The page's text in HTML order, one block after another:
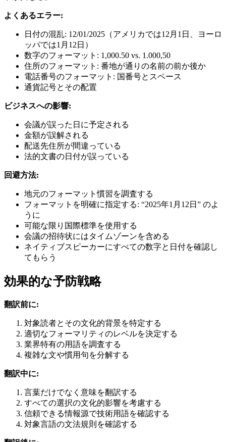
よくあるエラー:
日付の混乱: 12/01/2025（アメリカでは12月1日、ヨーロ
ッパでは1月12日）
数字のフォーマット: 1,000.50 vs. 1.000,50
住所のフォーマット: 番地が通りの名前の前か後か
電話番号のフォーマット: 国番号とスペース
通貨記号とその配置
ビジネスへの影響:
会議が誤った日に予定される
金額が誤解される
配送先住所が間違っている
法的文書の日付が誤っている
回避方法:
地元のフォーマット慣習を調査する
フォーマットを明確に指定する: “2025年1月12日” のよ
うに
可能な限り国際標準を使用する
会議の招待状にはタイムゾーンを含める
ネイティブスピーカーにすべての数字と日付を確認し
てもらう
効果的な予防戦略
翻訳前に:
対象読者とその文化的背景を特定する
適切なフォーマリティのレベルを決定する
業界特有の用語を調査する
複雑な文や慣用句を分解する
翻訳中に:
言葉だけでなく意味を翻訳する
すべての選択の文化的影響を考慮する
信頼できる情報源で技術用語を確認する
対象言語の文法規則を確認する